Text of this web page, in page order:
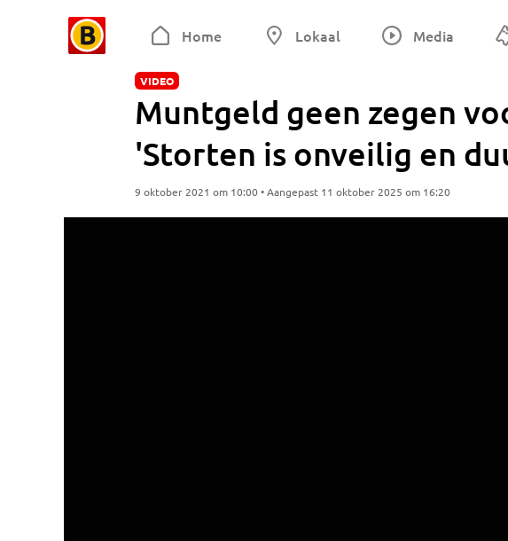
Home Lokaal Media
VIDEO
Muntgeld geen zegen
'Storten is onveilig en
9 oktober 2021 om 10:00 • Aangepast 11 oktober 2025 om 16:20